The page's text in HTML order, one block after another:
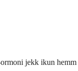
jekk ikun hemm